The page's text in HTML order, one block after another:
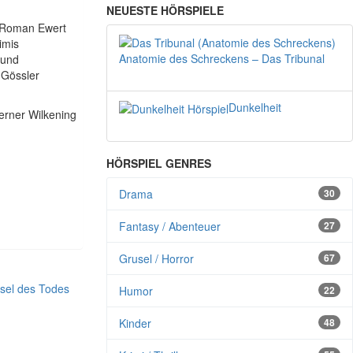
Ewert
Wilkening
des Todes
NEUESTE HÖRSPIELE
Anatomie des Schreckens – Das Tribunal
Dunkelheit
HÖRSPIEL GENRES
30
Drama
27
Fantasy / Abenteuer
67
Grusel / Horror
22
Humor
48
Kinder